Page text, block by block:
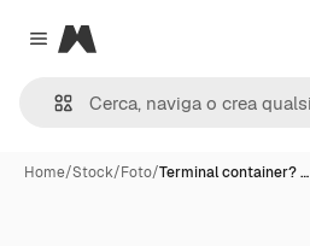
Close menu
Magnific
Home/Stock/Foto/Terminal container? …